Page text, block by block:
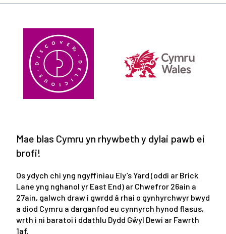
Mae blas Cymru yn rhywbeth y dylai pawb ei
brofi!
Os ydych chi yng ngyffiniau Ely’s Yard (oddi ar Brick
Lane yng nghanol yr East End) ar Chwefror 26ain a
27ain, galwch draw i gwrdd â rhai o gynhyrchwyr bwyd
a diod Cymru a darganfod eu cynnyrch hynod flasus,
wrth i ni baratoi i ddathlu Dydd Gŵyl Dewi ar Fawrth
1af.